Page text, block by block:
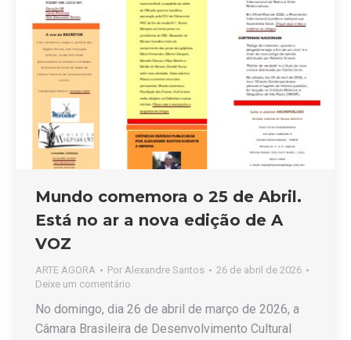
Mundo comemora o 25 de Abril.
Está no ar a nova edição de A
VOZ
ARTE AGORA Por Alexandre Santos
26 de abril de 2026
Deixe um comentário
No domingo, dia 26 de abril de março de 2026, a
Câmara Brasileira de Desenvolvimento Cultural